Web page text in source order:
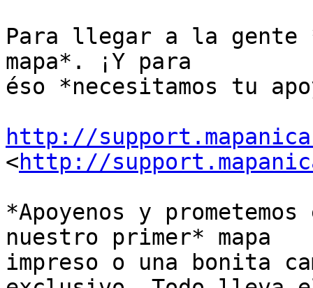
Para llegar a la gente
mapa*. ¡Y para
éso *necesitamos tu
http://
<http://
*Apoyenos y
nuestro primer* mapa
impreso o una bonita